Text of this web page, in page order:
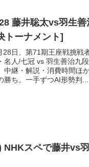
藤井聡太vs羽生
トーナメント]
28日、第71期王座戦挑戦
名人/七冠 vs 羽生善治九
中継・解説・消費時間ほ
勝ち。一手ずつAI形勢判...
NHKスペで藤井vs